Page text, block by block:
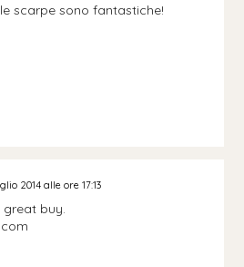
scarpe sono fantastiche!
2014 alle ore 17:13
buy.